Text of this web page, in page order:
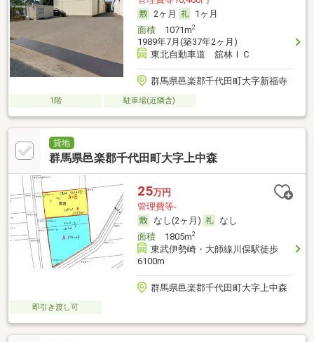
2ヶ月
1ヶ月
面積1071m2
1989年7月(築37年2ヶ月)
東北自動車道 舘林ＩＣ
群馬県邑楽郡千代田町大字新福寺
1階 駐車場(近隣含)
貸地
群馬県邑楽郡千代田町大字上中森
25万円
管理費等-
なし(2ヶ月)
なし
面積1805m2
東武伊勢崎・大師線川俣駅徒歩
6100m
群馬県邑楽郡千代田町大字上中森
即引き渡し可